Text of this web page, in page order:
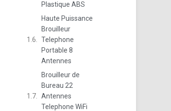
Plastique ABS
Haute Puissance
Brouilleur
Telephone
Portable 8
Antennes
Brouilleur de
Bureau 22
Antennes
Telephone WiFi